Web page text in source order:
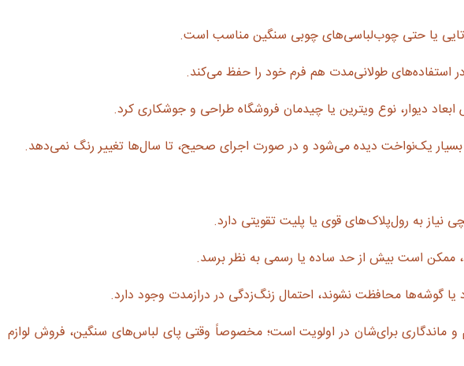
یا حتی چوب‌لباسی‌های چوبی سنگین مناسب است.
استفاده‌های طولانی‌مدت هم فرم خود را حفظ می‌کند.
ابعاد دیوار، نوع ویترین یا چیدمان فروشگاه طراحی و جوشکاری کرد.
بسیار یک‌نواخت دیده می‌شود و در صورت اجرای صحیح، تا سال‌ها تغییر رنگ نمی‌دهد.
به رول‌پلاک‌های قوی یا پلیت تقویتی دارد.
ممکن است بیش از حد ساده یا رسمی به نظر برسد.
گوشه‌ها محافظت نشوند، احتمال زنگ‌زدگی در درازمدت وجود دارد.
برای‌شان در اولویت است؛ مخصوصاً وقتی پای لباس‌های سنگین، فروش لوازم